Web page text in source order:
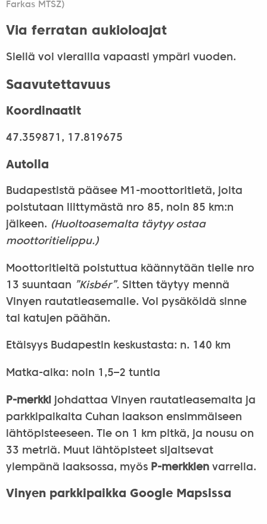
Farkas MTSZ)
Via ferratan aukioloajat
Siellä voi vierailla vapaasti ympäri vuoden.
Saavutettavuus
Koordinaatit
47.359871, 17.819675
Autolla
Budapestistä pääsee M1-moottoritietä, jolta
poistutaan liittymästä nro 85, noin 85 km:n
jälkeen. (Huoltoasemalta täytyy ostaa
moottoritielippu.)
Moottoritieltä poistuttua käännytään tielle nro
13 suuntaan ”Kisbér”.Sitten täytyy mennä
Vinyen rautatieasemalle. Voi pysäköidä sinne
tai katujen päähän.
Etäisyys Budapestin keskustasta: n. 140 km
Matka-aika: noin 1,5–2 tuntia
P-merkki johdattaa Vinyen rautatieasemalta ja
parkkipaikalta Cuhan laakson ensimmäiseen
lähtöpisteeseen. Tie on 1 km pitkä, ja nousu on
33 metriä. Muut lähtöpisteet sijaitsevat
ylempänä laaksossa, myös P-merkkienvarrella.
Vinyen parkkipaikka Google Mapsissa